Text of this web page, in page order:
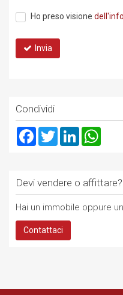
Ho preso visione
Invia
Condividi
Facebook
TwitterLinkedIn
Devi vendere o affittare?
Hai un immobile oppure
Contattaci